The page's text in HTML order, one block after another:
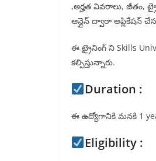
,అర్హత వివరాలు, జీతం,
ఆన్లైన్ ద్వారా అప్లికేషన్
ఈ ట్రైనింగ్ ని Skills
కల్పిస్తున్నారు.
Duration :
ఈ ఉద్యోగానికి మనకి 1
Eligibility :